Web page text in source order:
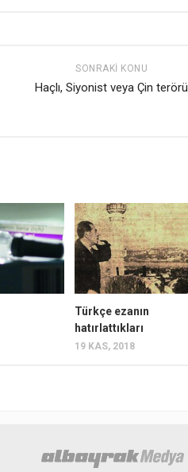
SONRAKI KONU
Haçlı, Siyonist veya Çin terörü
Türkçe ezanın
hatırlattıkları
19 KAS, 2018